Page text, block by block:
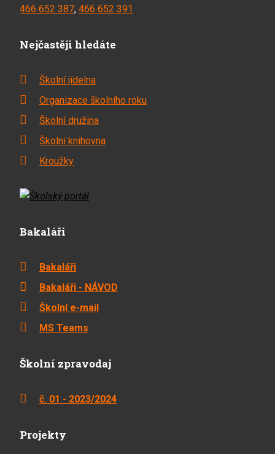
466 652 387, 466 652 391
Nejčastěji hledáte
Školní jídelna
Organizace školního roku
Školní družina
Školní knihovna
Kroužky
Bakaláři
Bakaláři
Bakaláři - NÁVOD
Školní e-mail
MS Teams
Školní zpravodaj
č. 01 - 2023/2024
Projekty